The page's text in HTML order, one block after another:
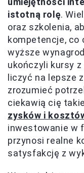
istotną rolę.
oraz szkolenia,
kompetencje, co
wyższe
ukończyli kursy
liczyć na lepsze
zrozumieć
ciekawią cię
zysków i
inwestowanie w
przynosi realne
satysfakcję z